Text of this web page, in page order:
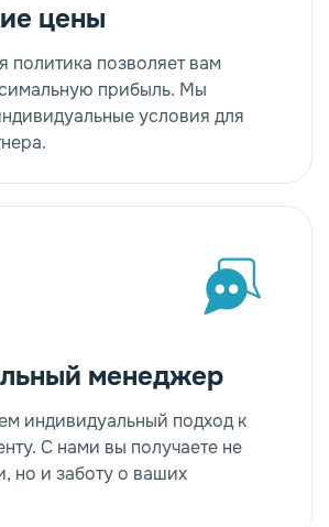
цены
политика позволяет вам
прибыль. Мы
условия для
менеджер
индивидуальный подход к
С нами вы получаете не
но и заботу о ваших